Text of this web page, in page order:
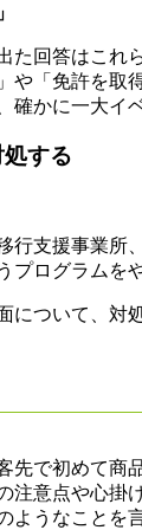
た回答はこれ
や「免許を取
確かに一大イ
する
行支援事業所
プログラムを
について、対
先で初めて商
注意点や心掛
ようなことを